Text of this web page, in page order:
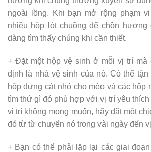
ngoài lồng. Khi bạn mở rộng phạm
nhiều hộp lót chuồng để chồn hương
dàng tìm thấy chúng khi cần thiết.
+ Đặt một hộp vệ sinh ở mỗi vị trí mà
định là nhà vệ sinh của nó. Có thể tận
hộp đựng cát nhỏ cho mèo và các hộp
tìm thứ gì đó phù hợp với vị trí yêu
vị trí không mong muốn, hãy đặt một
đó từ từ chuyển nó trong vài ngày đến
+ Bạn có thể phải lặp lại các giai